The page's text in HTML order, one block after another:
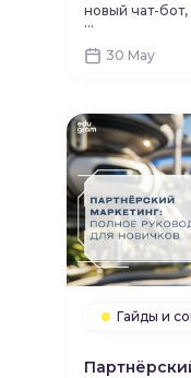
новый чат-бот,
удивили даже
краткими
теста.
...
30 May
Гайды и